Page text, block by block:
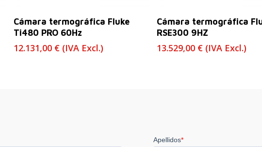
Leer Más
Cámara termográfica Fluke
Ti480 PRO 60Hz
12.131,00 € (IVA Excl.)
Leer Más
Cámara termográfica
RSE300 9HZ
13.529,00 € (IVA Excl.)